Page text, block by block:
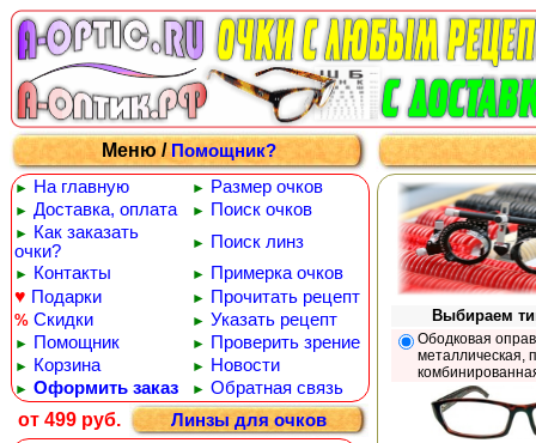
Меню /Помощник?
► На главную ► Размер очков
► Доставка, оплата ► Поиск очков
► Как заказать
очки?
► Поиск линз
► Контакты ► Примерка очков
♥ Подарки ► Прочитать рецепт
% Скидки ► Указать рецепт
► Помощник ► Проверить зрение
► Корзина ► Новости
► Оформить заказ ► Обратная связь
от 499 руб.
Линзы для очков
Выбираем
Ободковая
металлическая,